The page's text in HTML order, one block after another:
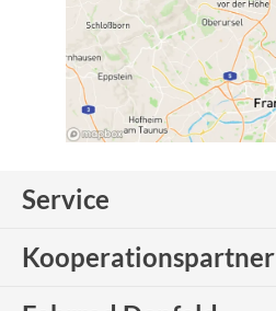
Service
Kooperationspartner